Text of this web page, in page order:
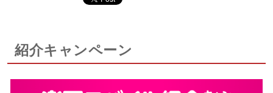
紹介キャンペーン